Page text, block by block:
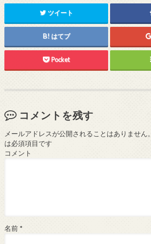
ツイート
はてブ
Pocket
コメントを残す
メールアドレスが公開されることはありません。
は必須項目です
コメント
名前 *